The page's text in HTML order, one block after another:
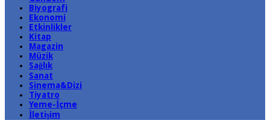
Biyografi
Ekonomi
Etkinlikler
Kitap
Magazin
Müzik
Sağlık
Sanat
Sinema&Dizi
Tiyatro
Yeme-İçme
İletişim